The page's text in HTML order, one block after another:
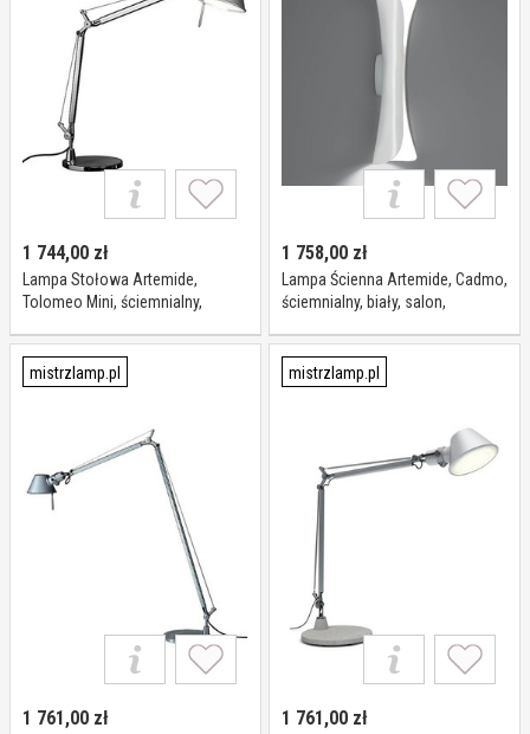
1 744,00 zł
Lampa Stołowa Artemide,
Tolomeo Mini, ściemnialny,
1 758,00 zł
Lampa Ścienna Artemide, Cadmo,
ściemnialny, biały, salon,
mistrzlamp.pl
1 761,00 zł
mistrzlamp.pl
1 761,00 zł